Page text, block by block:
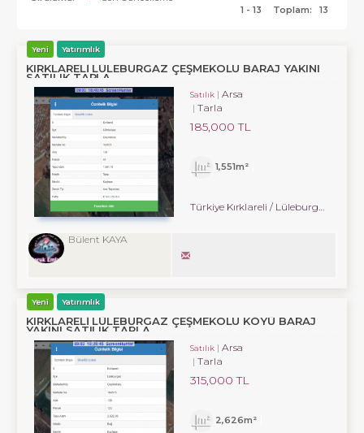
1 - 13
Toplam: 13
Yeni Yatırımlık
KIRKLARELİ LÜLEBURGAZ ÇEŞMEKOLU BARAJ YAKINI
SATILIK TARLA
Satılık
Arsa
Tarla
185,000 TL
1,551m²
Türkiye Kırklareli / Lüleburgaz
Bülent KAYA
Yeni Yatırımlık
KIRKLARELİ LÜLEBURGAZ ÇEŞMEKOLU KÖYÜ BARAJ
YAKINI SATILIK TARLA
Satılık
Arsa
Tarla
315,000 TL
2,626m²